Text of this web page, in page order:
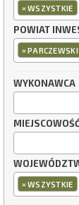
×WSZYSTKIE
POWIAT
×PARCZEWSKI
WYKONAWCA
×WSZYSTKIE